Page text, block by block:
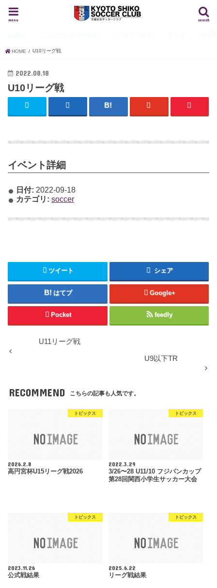
search
menu
HOME U10リーグ戦
2022.08.18
U10リーグ戦
イベント詳細
日付: 2022-09-18
カテゴリ: soccer
ツイート シェア
はてブ Google+
Pocket feedly
U11リーグ戦
U9以下TR
RECOMMEND こちらの記事も人気です。
トピックス
2026.2.8
高円宮杯U15リーグ戦2026
トピックス
2022.3.29
3/26〜28 U11/10 フジパンカップ
第28回関西小学生サッカー大会
トピックス
2023.11.26
公式戦結果
トピックス
2025.6.22
リーグ戦結果